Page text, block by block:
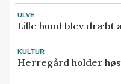
ULVE
Lille hund blev dræbt
KULTUR
Herregård holder